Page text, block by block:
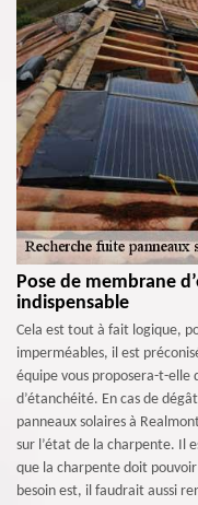
Pose de membrane
indispensable
Cela est tout à fait logique,
imperméables, il est
équipe vous proposera-t-elle
d’étanchéité. En cas de
panneaux solaires à
sur l’état de la charpente. Il
que la charpente doit
besoin est, il faudrait aussi